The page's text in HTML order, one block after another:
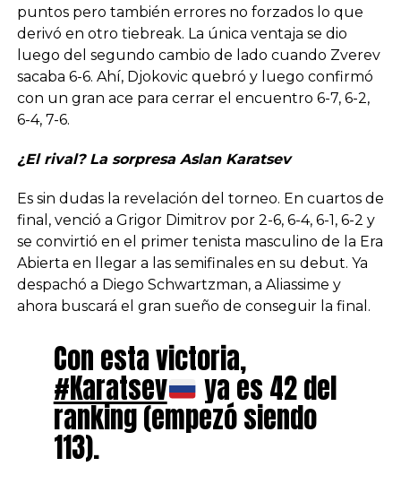
puntos pero también errores no forzados lo que
derivó en otro tiebreak. La única ventaja se dio
luego del segundo cambio de lado cuando Zverev
sacaba 6-6. Ahí, Djokovic quebró y luego confirmó
con un gran ace para cerrar el encuentro 6-7, 6-2,
6-4, 7-6.
¿El rival? La sorpresa Aslan Karatsev
Es sin dudas la revelación del torneo. En cuartos de
final, venció a Grigor Dimitrov por 2-6, 6-4, 6-1, 6-2 y
se convirtió en el primer tenista masculino de la Era
Abierta en llegar a las semifinales en su debut. Ya
despachó a Diego Schwartzman, a Aliassime y
ahora buscará el gran sueño de conseguir la final.
Con esta victoria,
#Karatsev ya es 42 del
ranking (empezó siendo
113).